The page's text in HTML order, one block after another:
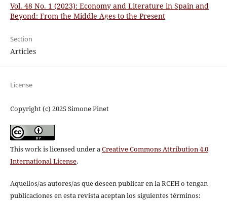
Vol. 48 No. 1 (2023): Economy and Literature in Spain and
Beyond: From the Middle Ages to the Present
Section
Articles
License
Copyright (c) 2025 Simone Pinet
This work is licensed under aCreative Commons Attribution 4.0
International License.
Aquellos/as autores/as que deseen publicar en la RCEH o tengan
publicaciones en esta revista aceptan los siguientes términos: